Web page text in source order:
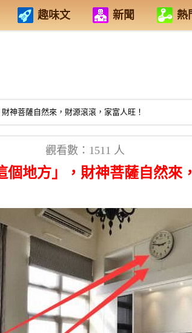
趣味文 新聞 熱
神菩薩自然來，財源滾滾，家富人旺！
觀看數：1511 人
個地方」，財神菩薩自然來